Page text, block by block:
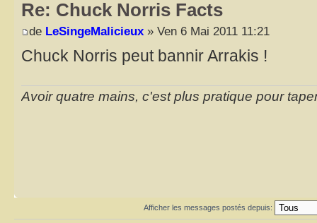
Re: Chuck Norris Facts
de LeSingeMalicieux » Ven 6 Mai 2011 11:21
Chuck Norris peut bannir Arrakis !
Avoir quatre mains, c'est plus pratique pour
Afficher les messages postés depuis: